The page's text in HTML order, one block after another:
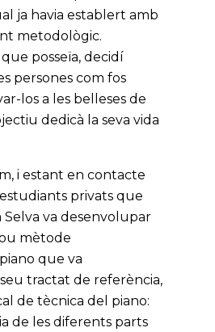
ja havia establert amb
metodològic.
posseïa, decidí
persones com fos
los a les belleses de
dedicà la seva vida
i estant en contacte
privats que
Selva va desenvolupar
mètode
que va
tractat de referència,
de tècnica del piano:
de les diferents parts